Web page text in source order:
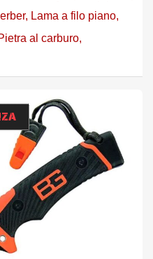
, Lama a filo piano,
al carburo,